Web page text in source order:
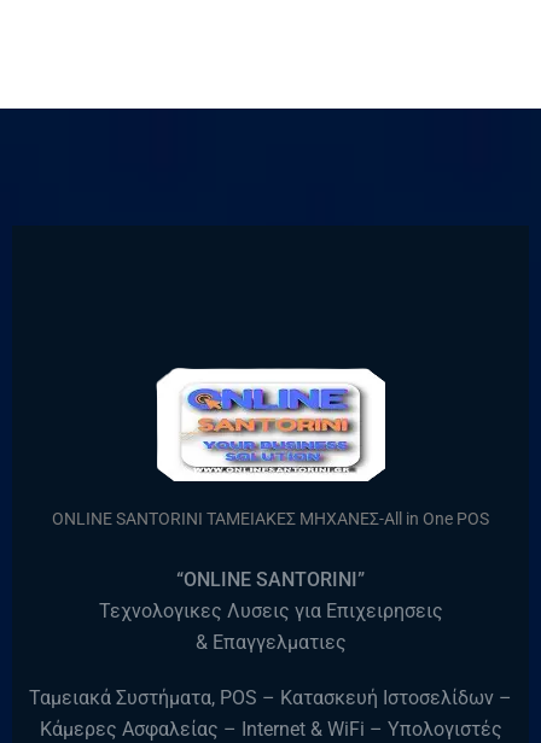
ONLINE SANTORINI ΤΑΜΕΙΑΚΕΣ ΜΗΧΑΝΕΣ-All in One POS
“ONLINE SANTORINI”
Τεχνολογικες Λυσεις για Επιχειρησεις
& Επαγγελματιες
Ταμειακά Συστήματα, POS – Κατασκευή Ιστοσελίδων –
Κάμερες Ασφαλείας – Internet & WiFi – Υπολογιστές